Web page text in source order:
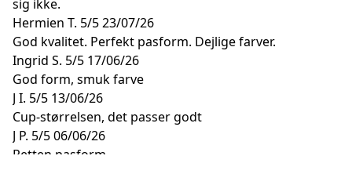
sig ikke.
Hermien T. 5/523/07/26
God kvalitet. Perfekt pasform. Dejlige farver.
Ingrid S. 5/5 17/06/26
God form, smuk farve
J I. 5/5 13/06/26
Cup-størrelsen, det passer godt
J P. 5/506/06/26
Retten pasform